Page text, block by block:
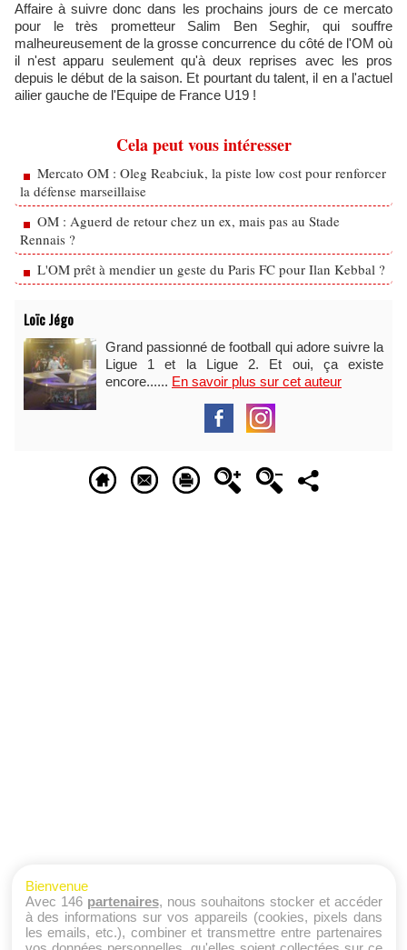
Affaire à suivre donc dans les prochains jours de ce mercato
pour le très prometteur Salim Ben Seghir, qui souffre
malheureusement de la grosse concurrence du côté de l'OM où
il n'est apparu seulement qu'à deux reprises avec les pros
depuis le début de la saison. Et pourtant du talent, il en a l'actuel
ailier gauche de l'Equipe de France U19 !
Cela peut vous intéresser
Mercato OM : Oleg Reabciuk, la piste low cost pour renforcer
la défense marseillaise
OM : Aguerd de retour chez un ex, mais pas au Stade
Rennais ?
L'OM prêt à mendier un geste du Paris FC pour Ilan Kebbal ?
Loïc Jégo
Grand passionné de football qui adore suivre la
Ligue 1 et la Ligue 2. Et oui, ça existe
encore...... En savoir plus sur cet auteur
Bienvenue
Avec 146 partenaires, nous souhaitons stocker et accéder
à des informations sur vos appareils (cookies, pixels dans
les emails, etc.), combiner et transmettre entre partenaires